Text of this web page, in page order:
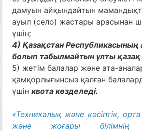
дамуын айқындайтын
ауыл (село) жастары арасынан
үшін;
4) Қазақстан Республикасының
болып табылмайтын ұлты қазақ
5) жетім балалар және ата-
қамқорлығынсыз қалған
үшін квота көзделеді.
«Техникалық және кәсіптік, орта
және жоғары білімнің